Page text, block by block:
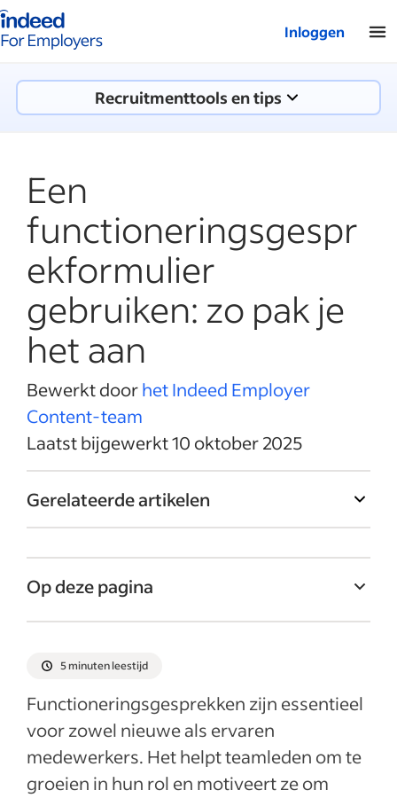
van Indeed - Voor werkgevers
Inloggen
Recruitmenttools en tips
Een
functioneringsgespr
ekformulier
gebruiken: zo pak je
het aan
Bewerkt doorhet Indeed Employer
Content-team
Laatst bijgewerkt 10 oktober 2025
Gerelateerde artikelen
Op deze pagina
functioneringsgesprekformulier?
functioneringsgesprekformulier
Waarom zou je een formulier gebruiken?
Recente artikelen
5 minuten leestijd
Functioneringsgesprekken zijn essentieel
voor zowel nieuwe als ervaren
medewerkers. Het helpt teamleden om te
groeien in hun rol en motiveert ze om